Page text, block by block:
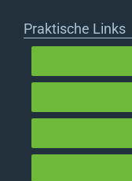
Praktische Links